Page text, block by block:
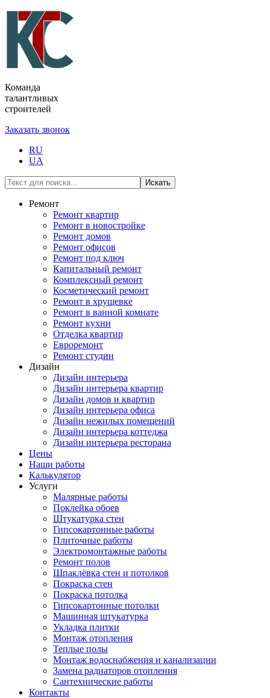
Команда
талантливых
строителей
Заказать звонок
RU
UA
Искать
Ремонт
Ремонт квартир
Ремонт в новостройке
Ремонт домов
Ремонт офисов
Ремонт под ключ
Капитальный ремонт
Комплексный ремонт
Косметический ремонт
Ремонт в хрущевке
Ремонт в ванной комнате
Ремонт кухни
Отделка квартир
Евроремонт
Ремонт студии
Дизайн
Дизайн интерьера
Дизайн интерьера квартир
Дизайн домов и квартир
Дизайн интерьера офиса
Дизайн нежилых помещений
Дизайн интерьера коттеджа
Дизайн интерьера ресторана
Цены
Наши работы
Калькулятор
Услуги
Малярные работы
Поклейка обоев
Штукатурка стен
Гипсокартонные работы
Плиточные работы
Электромонтажные работы
Ремонт полов
Шпаклёвка стен и потолков
Покраска стен
Покраска потолка
Гипсокартонные потолки
Машинная штукатурка
Укладка плитки
Монтаж отопления
Теплые полы
Монтаж водоснабжения и канализации
Замена радиаторов отопления
Сантехнические работы
Контакты